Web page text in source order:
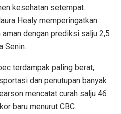
kesehatan setempat.
Healy memperingatkan
dengan prediksi salju 2,5
Senin.
terdampak paling berat,
dan penutupan banyak
mencatat curah salju 46
baru menurut CBC.